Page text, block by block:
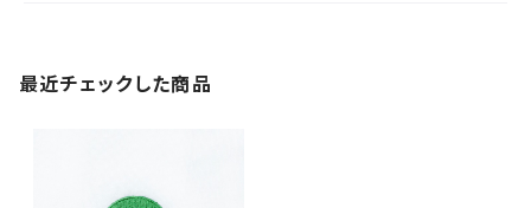
最近チェックした商品